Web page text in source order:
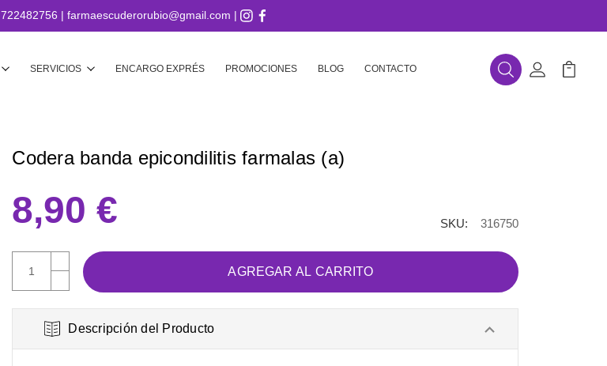
722482756 | farmaescuderorubio@gmail.com |
SERVICIOS ENCARGO EXPRÉS PROMOCIONES BLOG CONTACTO BuscarMi Cuenta
Mi
Codera banda epicondilitis farmalas (a)
8,90 €
AUMENTAR
CANTIDAD:
DISMINUIR
CANTIDAD:
SKU: 316750
Descripción del Producto